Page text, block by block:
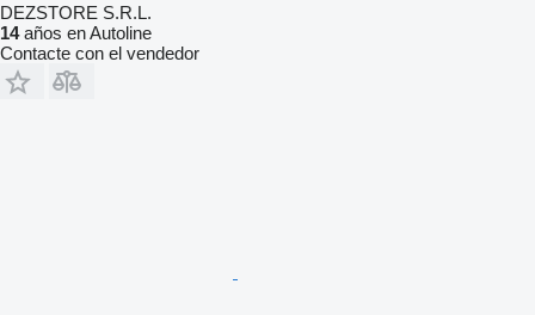
DEZSTORE S.R.L.
14años en Autoline
Contacte con el vendedor